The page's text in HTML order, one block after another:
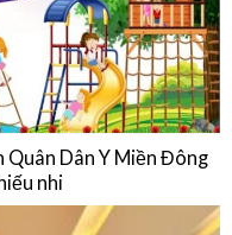
Quân Dân Y Miền Đông
nhi